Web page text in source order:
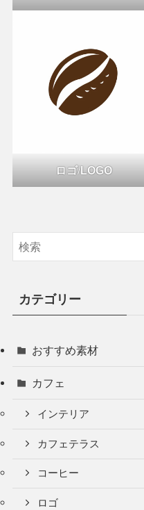
ロゴ/LOGO
カテゴリー
おすすめ素材
カフェ
インテリア
カフェテラス
コーヒー
ロゴ